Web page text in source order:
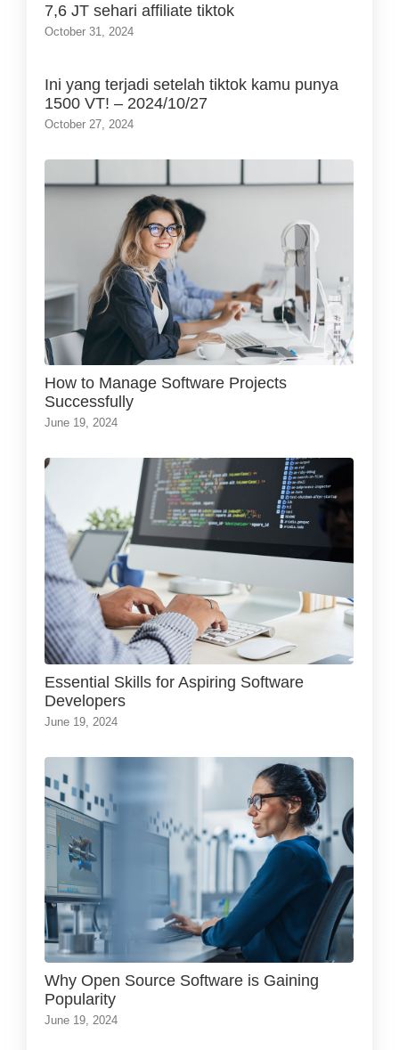
7,6 JT sehari affiliate tiktok
October 31, 2024
Ini yang terjadi setelah tiktok kamu punya
1500 VT! – 2024/10/27
October 27, 2024
How to Manage Software Projects
Successfully
June 19, 2024
Essential Skills for Aspiring Software
Developers
June 19, 2024
Why Open Source Software is Gaining
Popularity
June 19, 2024